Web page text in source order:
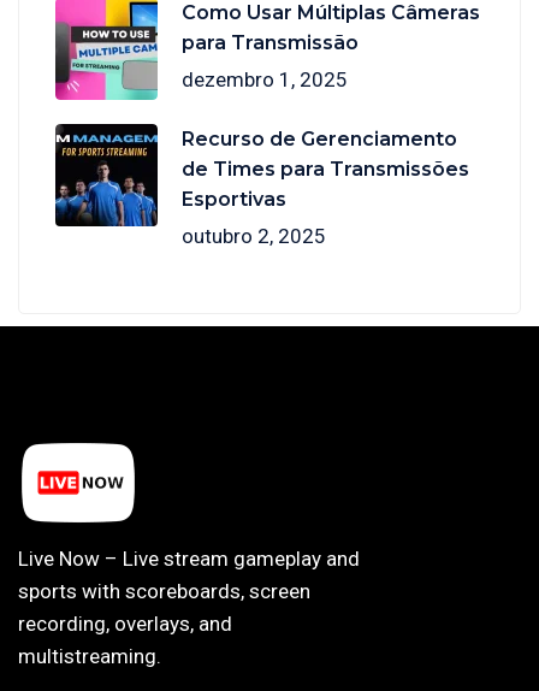
Como Usar Múltiplas Câmeras
para Transmissão
dezembro 1, 2025
Recurso de Gerenciamento
de Times para Transmissões
Esportivas
outubro 2, 2025
Live Now – Live stream gameplay and
sports with scoreboards, screen
recording, overlays, and
multistreaming.